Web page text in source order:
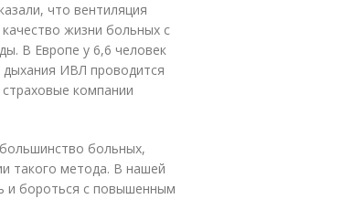
что вентиляция
жизни больных с
В Европе у 6,6 человек
дыхания ИВЛ проводится
компании
больных,
такого метода. В нашей
и бороться с повышенным